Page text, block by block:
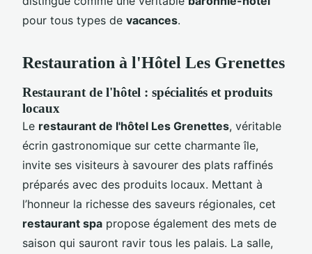
pour tous types de vacances.
Restauration à l'Hôtel Les Grenettes
Restaurant de l'hôtel : spécialités et produits
locaux
Le restaurant de l'hôtel Les Grenettes, véritable
écrin gastronomique sur cette charmante île,
invite ses visiteurs à savourer des plats raffinés
préparés avec des produits locaux. Mettant à
l’honneur la richesse des saveurs régionales, cet
restaurant spa propose également des mets de
saison qui sauront ravir tous les palais. La salle,